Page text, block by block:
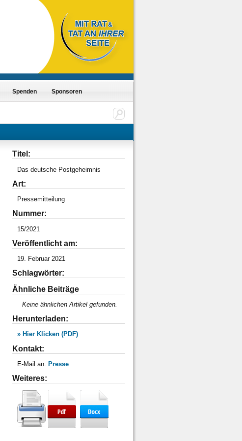
Spenden Sponsoren
Titel:
Das deutsche Postgeheimnis
Art:
Pressemitteilung
Nummer:
15/2021
Veröffentlicht am:
19. Februar 2021
Schlagwörter:
Ähnliche Beiträge
Keine ähnlichen Artikel gefunden.
Herunterladen:
» Hier Klicken (PDF)
Kontakt:
E-Mail an: Presse
Weiteres: